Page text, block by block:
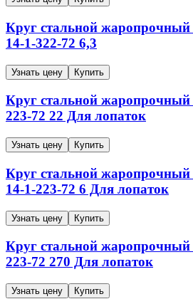
Круг стальной жаропрочный
14-1-322-72 6,3
Узнать цену Купить
Круг стальной жаропрочный
223-72 22 Для лопаток
Узнать цену Купить
Круг стальной жаропрочный
14-1-223-72 6 Для лопаток
Узнать цену Купить
Круг стальной жаропрочный
223-72 270 Для лопаток
Узнать цену Купить